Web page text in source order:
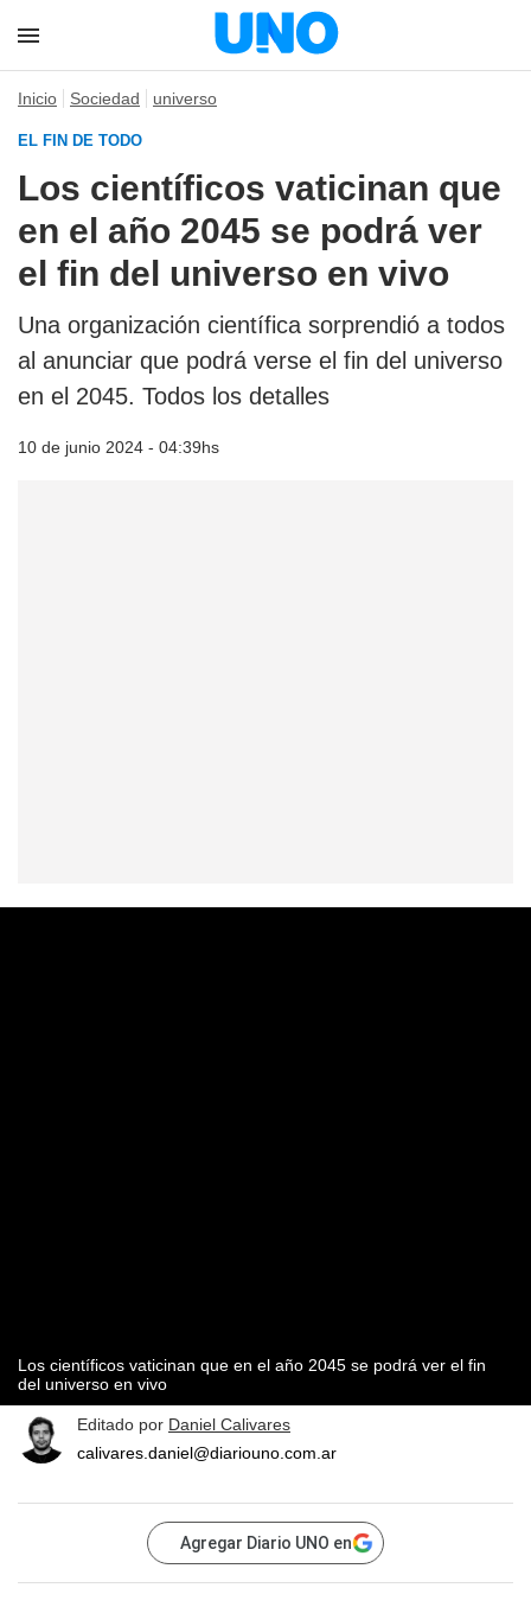
Inicio Sociedad universo
EL FIN DE TODO
Los científicos vaticinan que
en el año 2045 se podrá ver
el fin del universo en vivo
Una organización científica sorprendió a todos
al anunciar que podrá verse el fin del universo
en el 2045. Todos los detalles
10 de junio 2024 - 04:39hs
Los científicos vaticinan que en el año 2045 se podrá ver el fin
del universo en vivo
Editado por Daniel Calivares
calivares.daniel@diariouno.com.ar
Agregar Diario UNO en